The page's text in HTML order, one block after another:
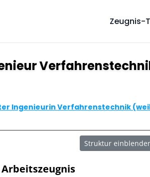
Zeugnis-
Ingenieurin Verfahrenstechnik
Struktur
Arbeitszeugnis